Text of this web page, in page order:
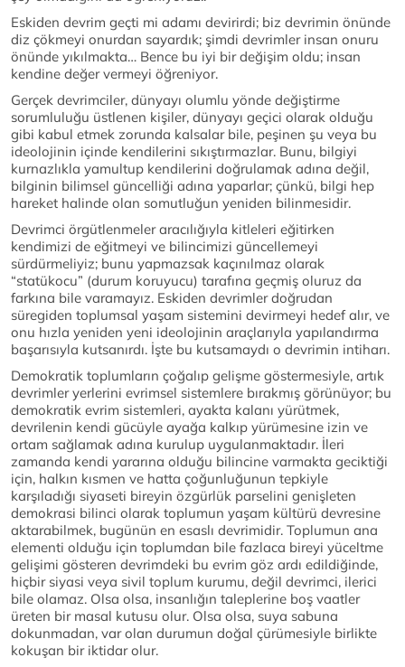
Eskiden devrim geçti mi adamı devirirdi; biz devrimin önünde
diz çökmeyi onurdan sayardık; şimdi devrimler insan onuru
önünde yıkılmakta… Bence bu iyi bir değişim oldu; insan
kendine değer vermeyi öğreniyor.
Gerçek devrimciler, dünyayı olumlu yönde değiştirme
sorumluluğu üstlenen kişiler, dünyayı geçici olarak olduğu
gibi kabul etmek zorunda kalsalar bile, peşinen şu veya bu
ideolojinin içinde kendilerini sıkıştırmazlar. Bunu, bilgiyi
kurnazlıkla yamultup kendilerini doğrulamak adına değil,
bilginin bilimsel güncelliği adına yaparlar; çünkü, bilgi hep
hareket halinde olan somutluğun yeniden bilinmesidir.
Devrimci örgütlenmeler aracılığıyla kitleleri eğitirken
kendimizi de eğitmeyi ve bilincimizi güncellemeyi
sürdürmeliyiz; bunu yapmazsak kaçınılmaz olarak
“statükocu” (durum koruyucu) tarafına geçmiş oluruz da
farkına bile varamayız. Eskiden devrimler doğrudan
süregiden toplumsal yaşam sistemini devirmeyi hedef alır, ve
onu hızla yeniden yeni ideolojinin araçlarıyla yapılandırma
başarısıyla kutsanırdı. İşte bu kutsamaydı o devrimin intiharı.
Demokratik toplumların çoğalıp gelişme göstermesiyle, artık
devrimler yerlerini evrimsel sistemlere bırakmış görünüyor; bu
demokratik evrim sistemleri, ayakta kalanı yürütmek,
devrilenin kendi gücüyle ayağa kalkıp yürümesine izin ve
ortam sağlamak adına kurulup uygulanmaktadır. İleri
zamanda kendi yararına olduğu bilincine varmakta geciktiği
için, halkın kısmen ve hatta çoğunluğunun tepkiyle
karşıladığı siyaseti bireyin özgürlük parselini genişleten
demokrasi bilinci olarak toplumun yaşam kültürü devresine
aktarabilmek, bugünün en esaslı devrimidir. Toplumun ana
elementi olduğu için toplumdan bile fazlaca bireyi yüceltme
gelişimi gösteren devrimdeki bu evrim göz ardı edildiğinde,
hiçbir siyasi veya sivil toplum kurumu, değil devrimci, ilerici
bile olamaz. Olsa olsa, insanlığın taleplerine boş vaatler
üreten bir masal kutusu olur. Olsa olsa, suya sabuna
dokunmadan, var olan durumun doğal çürümesiyle birlikte
kokuşan bir iktidar olur.